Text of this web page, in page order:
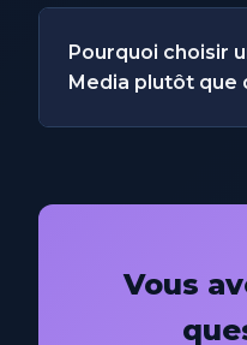
Pourquoi choisir
Media plutôt que
Vous